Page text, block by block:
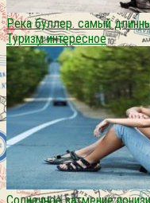
Река буллер. самый
Туризм интересное